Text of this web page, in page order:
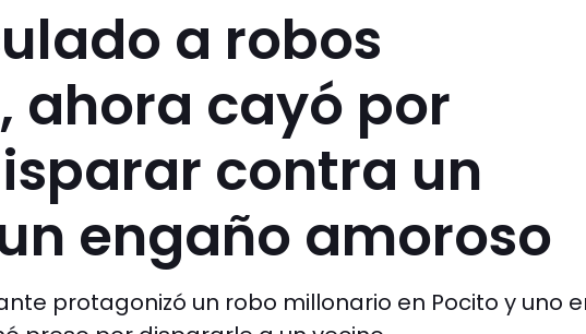
a robos
ahora cayó por
contra un
engaño amoroso
protagonizó un robo millonario en Pocito y uno